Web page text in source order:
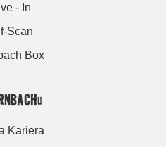
- In
Scan
Box
Kariera